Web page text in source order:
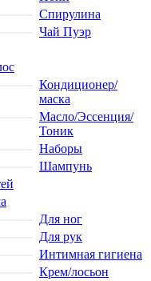
Спирулина
Чай Пуэр
Кондиционер/
маска
Масло/Эссенция/
Тоник
Наборы
Шампунь
Для ног
Для рук
Интимная гигиена
Крем/лосьон